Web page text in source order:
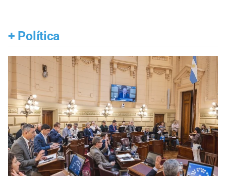
+ Política